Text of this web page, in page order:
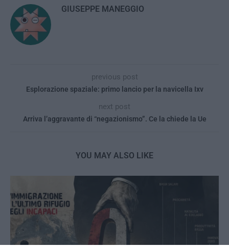
GIUSEPPE MANEGGIO
previous post
Esplorazione spaziale: primo lancio per la navicella Ixv
next post
Arriva l’aggravante di “negazionismo”. Ce la chiede la Ue
YOU MAY ALSO LIKE